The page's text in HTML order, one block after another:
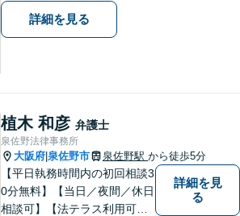
ください。
詳細を見る
植木 和彦 弁護士
泉佐野法律事務所
大阪府 泉佐野市 泉佐野駅 から徒歩5分
【平日執務時間内の初回相談3
0分無料】【当日／夜間／休日
相談可】【法テラス利用可】
詳細を見
る